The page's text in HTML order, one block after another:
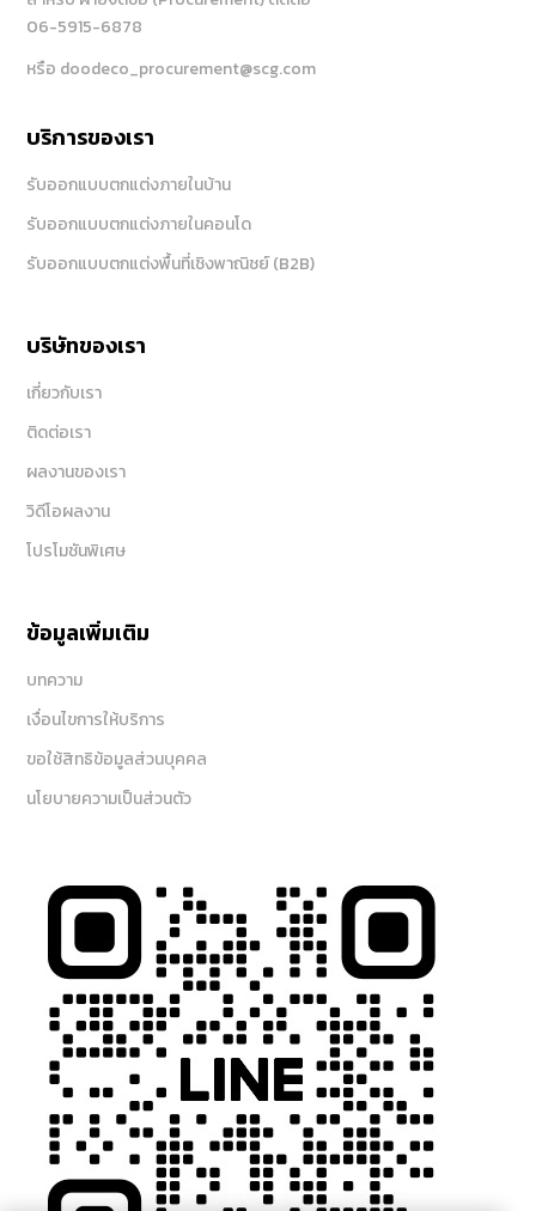
06-5915-6878
หรือ doodeco_procurement@scg.com
บริการของเรา
รับออกแบบตกแต่งภายในบ้าน
รับออกแบบตกแต่งภายในคอนโด
รับออกแบบตกแต่งพื้นที่เชิงพาณิชย์ (B2B)
บริษัทของเรา
เกี่ยวกับเรา
ติดต่อเรา
ผลงานของเรา
วิดีโอผลงาน
โปรโมชันพิเศษ
ข้อมูลเพิ่มเติม
บทความ
เงื่อนไขการให้บริการ
ขอใช้สิทธิข้อมูลส่วนบุคคล
นโยบายความเป็นส่วนตัว